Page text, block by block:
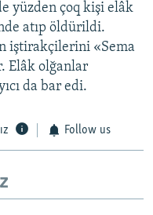
yüzden çoq kişi elâk
atıp öldürildi.
iştirakçilerini «Sema
Elâk olğanlar
da bar edi.
Follow us